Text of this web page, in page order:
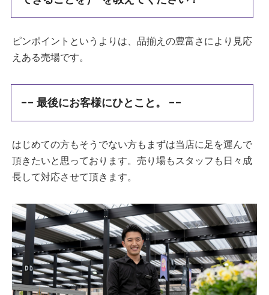
ピンポイントというよりは、品揃えの豊富さにより見応
えある売場です。
-- 最後にお客様にひとこと。 --
はじめての方もそうでない方もまずは当店に足を運んで
頂きたいと思っております。売り場もスタッフも日々成
長して対応させて頂きます。